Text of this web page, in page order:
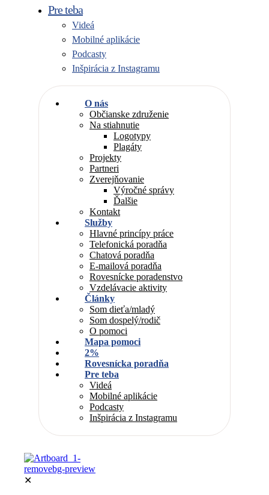
Pre teba
Videá
Mobilné aplikácie
Podcasty
Inšpirácia z Instagramu
O nás
Občianske združenie
Na stiahnutie
Logotypy
Plagáty
Projekty
Partneri
Zverejňovanie
Výročné správy
Ďalšie
Kontakt
Služby
Hlavné princípy práce
Telefonická poradňa
Chatová poradňa
E-mailová poradňa
Rovesnícke poradenstvo
Vzdelávacie aktivity
Články
Som dieťa/mladý
Som dospelý/rodič
O pomoci
Mapa pomoci
2%
Rovesnícka poradňa
Pre teba
Videá
Mobilné aplikácie
Podcasty
Inšpirácia z Instagramu
✕